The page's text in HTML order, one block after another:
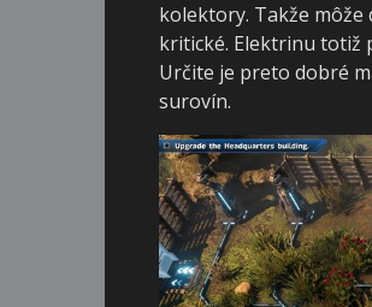
kolektory. Takže môže
kritické. Elektrinu totiž
Určite je preto dobré
surovín.